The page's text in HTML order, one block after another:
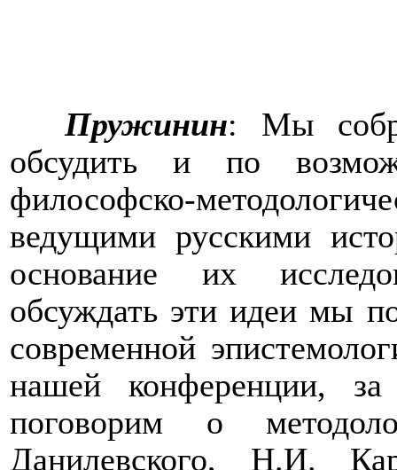
Пружинин: Мы
обсудить и по
философско-
ведущими русскими
основание их
обсуждать эти идеи мы
современной
нашей конференции,
поговорим о
Данилевского, Н.И.